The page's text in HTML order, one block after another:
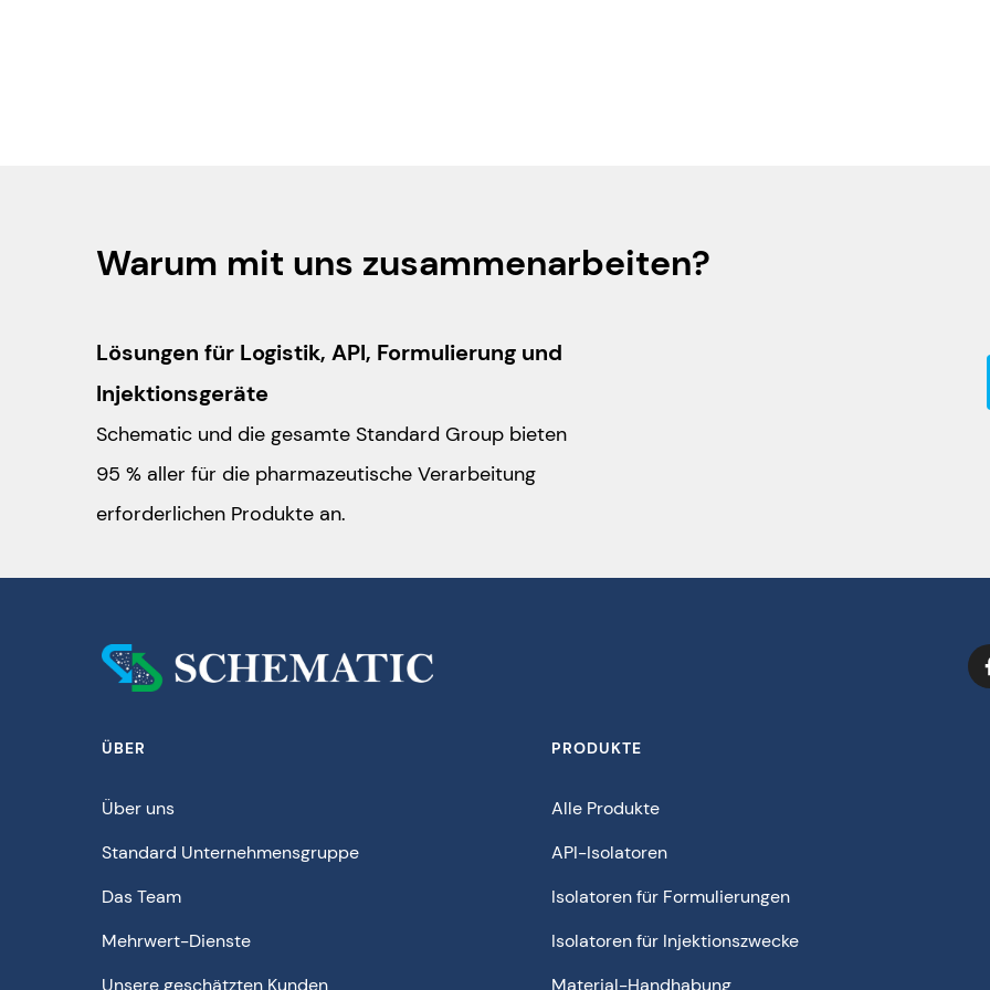
Warum mit uns zusammenarbeiten?
Lösungen für Logistik, API, Formulierung und
Injektionsgeräte
Schematic und die gesamte Standard Group bieten
95 % aller für die pharmazeutische Verarbeitung
erforderlichen Produkte an.
ÜBER
Über uns
Standard Unternehmensgruppe
Das Team
Mehrwert-Dienste
Unsere geschätzten Kunden
PRODUKTE
Alle Produkte
API-Isolatoren
Isolatoren für Formulierungen
Isolatoren für Injektionszwecke
Material-Handhabung